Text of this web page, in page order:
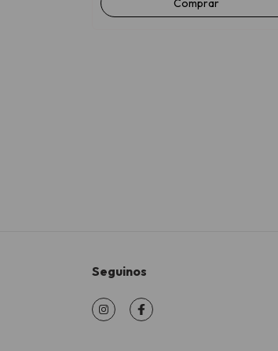
Comprar
Seguinos